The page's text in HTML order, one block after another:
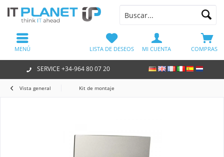
SERVICE +34-964 80 07 20
COMPRAS
LISTA DE DESEOS MI CUENTA
MENÚ
Vista general Kit de montaje